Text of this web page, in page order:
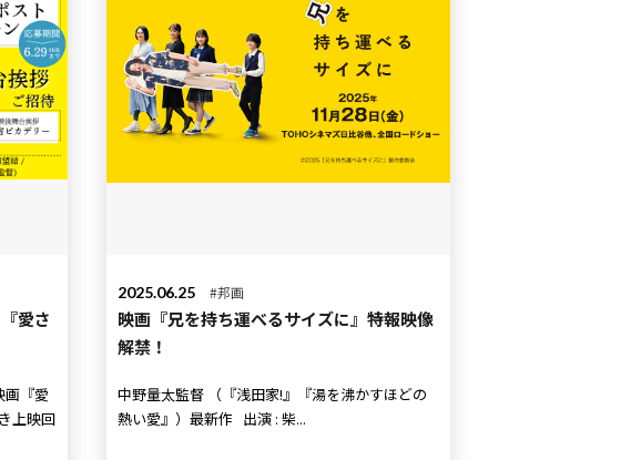
2025.06.25 #邦画
映画『兄を持ち運べるサイズに』特報映像
解禁！
中野量太監督 （『浅田家!』『湯を沸かすほどの
熱い愛』）最新作 出演 : 柴...